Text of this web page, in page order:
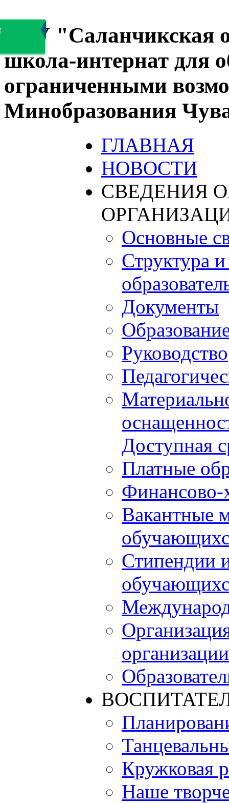
БОУ "Саланчикская
школа-интернат для
ограниченными
Минобразования
ГЛАВНАЯ
НОВОСТИ
СВЕДЕНИЯ
Основные
Структура
Документы
Руководство
Доступная
Платные
Финансово-
Вакантные
Стипендии
организации
Кружковая
Наше